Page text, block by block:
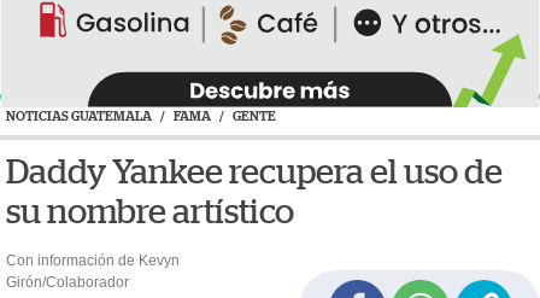
NOTICIAS GUATEMALA / FAMA / GENTE
Daddy Yankee recupera el uso de
su nombre artístico
Con información de Kevyn
Girón/Colaborador